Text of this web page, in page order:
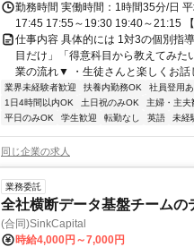
勤務時間 実働時間：1時間35分/日
17:45 17:55～19:30 19:40～21:15
仕事内容 具体的には 1対3の個別指
目だけ」「得意科目から教えてみ
業の流れ▼ ・生徒さんと楽しくお話
業界未経験者歓迎 扶養内勤務OK 社員登用あ
1日4時間以内OK
土日祝のみOK 主婦・主夫
平日のみOK
学生歓迎 転勤なし 英語 未経
同じ企業の求人
業務委託
全社横断データ基盤チームの
(合同)SinkCapital
時給4,000円～7,000円